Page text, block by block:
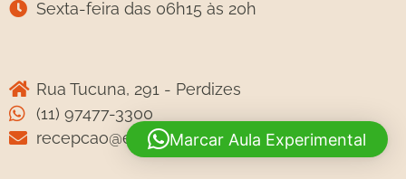
Sexta-feira das 06h15 às 20h
Rua Tucuna, 291 - Perdizes
(11) 97477-3300
recepcao@espacoefit.com.brMarcar Aula Experimental